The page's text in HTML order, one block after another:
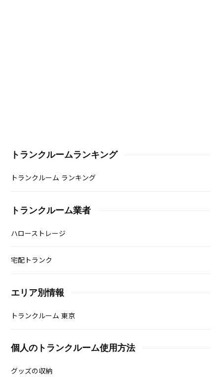
トランクルームランキング
トランクルーム ランキング
トランクルーム業者
ハローストレージ
宅配トランク
エリア別情報
トランクルーム 東京
個人のトランクルーム使用方法
グッズの収納